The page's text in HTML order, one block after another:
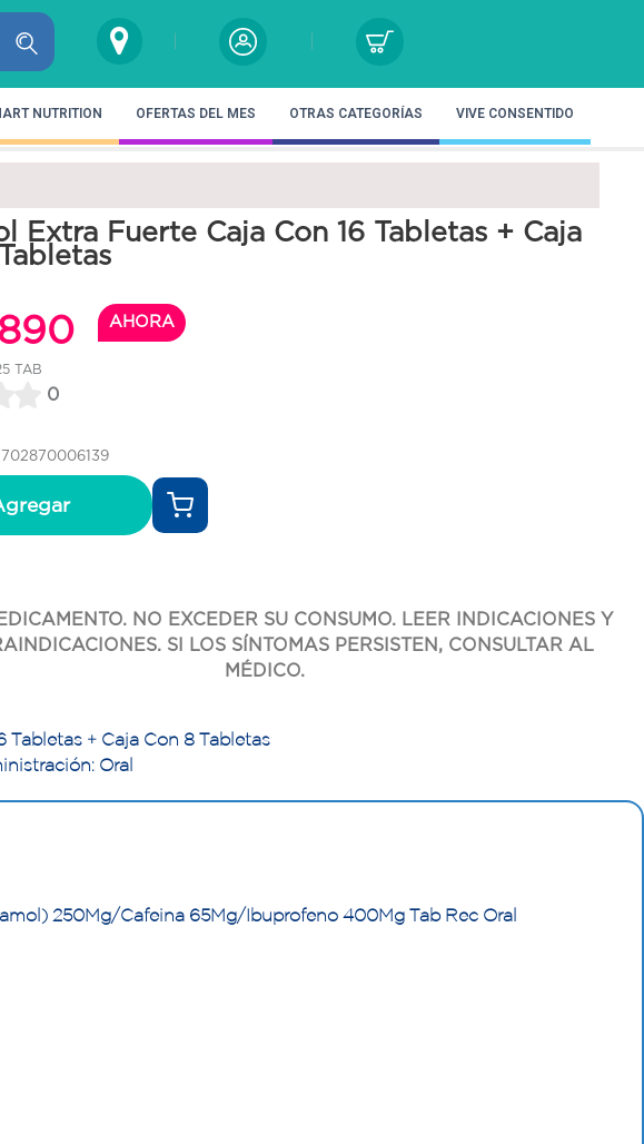
NUTRITION OFERTAS DEL MES OTRAS CATEGORÍAS VIVE CONSENTIDO
Extra Fuerte Caja Con 16 Tabletas + Caja
AHORA
TAB
0
NO EXCEDER SU CONSUMO. LEER INDICACIONES Y
SI LOS SÍNTOMAS PERSISTEN, CONSULTAR AL
MÉDICO.
Tabletas + Caja Con 8 Tabletas
Oral
250Mg/Cafeina 65Mg/Ibuprofeno 400Mg Tab Rec Oral